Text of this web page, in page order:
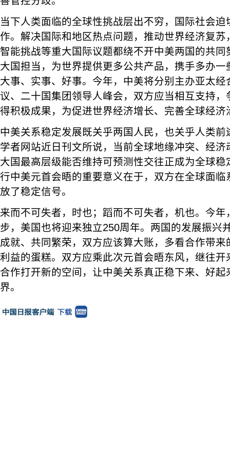
当下人类面临的全球性挑战层出不穷，国际社会
作。解决国际和地区热点问题，推动世界经济复
智能挑战等重大国际议题都绕不开中美两国的共
大国担当，为世界提供更多公共产品，携手多办
大事、实事、好事。今年，中美将分别主办亚太
议、二十国集团领导人峰会，双方应当相互支持
得积极成果，为促进世界经济增长、完善全球经济
中美关系稳定发展既关乎两国人民，也关乎人类
学者网站近日刊文所说，当前全球地缘冲突、经
大国最高层级能否维持可预测性交往正成为全球
行中美元首会晤的重要意义在于，双方在全球面
放了稳定信号。
来而不可失者，时也；蹈而不可失者，机也。今年
步，美国也将迎来独立250周年。两国的发展振兴
成就、共同繁荣，双方应该算大账，多看合作带
利益的蛋糕。双方应乘此次元首会晤东风，继往
合作打开新的空间，让中美关系真正稳下来、好
界。